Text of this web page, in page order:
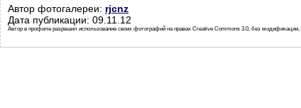
Автор фотогалереи: rjcnz
Дата публикации: 09.11.12
Автор в профиле разрешил использование своих фотографий на правах Creative Commons 3.0, без